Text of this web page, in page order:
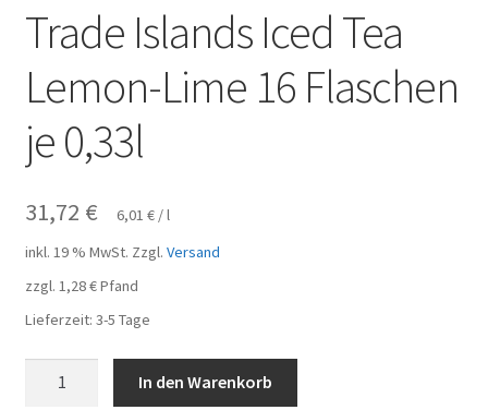
Trade Islands Iced Tea
Lemon-Lime 16 Flaschen
je 0,33l
31,72 € 6,01€ /l
inkl. 19 % MwSt. Zzgl. Versand
zzgl. 1,28€Pfand
Lieferzeit: 3-5 Tage
In den Warenkorb